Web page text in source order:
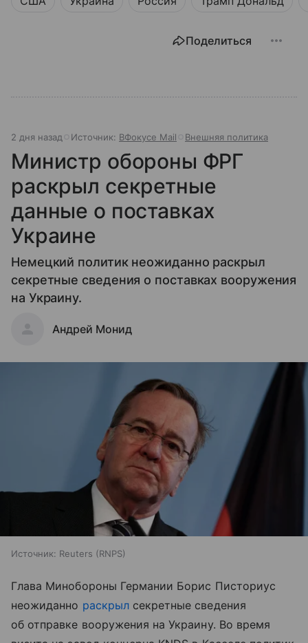
Поделиться
2 дня назад Источник: ВФокусе Mail Внешняя политика
Министр обороны ФРГ
раскрыл секретные
данные о поставках
Украине
Немецкий политик неожиданно раскрыл
секретные сведения о поставках вооружения
на Украину.
Андрей Монид
Источник: Reuters (RNPS)
Глава Минобороны Германии Борис Писториус
неожиданно раскрылсекретные сведения
об отправке вооружения на Украину. Во время